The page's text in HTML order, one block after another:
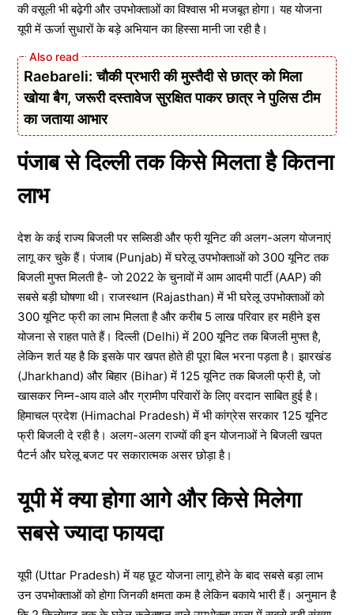
की वसूली भी बढ़ेगी और उपभोक्ताओं का विश्वास भी मजबूत होगा। यह योजना
यूपी में ऊर्जा सुधारों के बड़े अभियान का हिस्सा मानी जा रही है।
Raebareli: चौकी प्रभारी की मुस्तैदी से छात्र को मिला
खोया बैग, जरूरी दस्तावेज सुरक्षित पाकर छात्र ने पुलिस टीम
का जताया आभार
पंजाब से दिल्ली तक किसे मिलता है कितना
लाभ
देश के कई राज्य बिजली पर सब्सिडी और फ्री यूनिट की अलग-अलग योजनाएं
लागू कर चुके हैं। पंजाब (Punjab) में घरेलू उपभोक्ताओं को 300 यूनिट तक
बिजली मुफ्त मिलती है- जो 2022 के चुनावों में आम आदमी पार्टी (AAP) की
सबसे बड़ी घोषणा थी। राजस्थान (Rajasthan) में भी घरेलू उपभोक्ताओं को
300 यूनिट फ्री का लाभ मिलता है और करीब 5 लाख परिवार हर महीने इस
योजना से राहत पाते हैं। दिल्ली (Delhi) में 200 यूनिट तक बिजली मुफ्त है,
लेकिन शर्त यह है कि इसके पार खपत होते ही पूरा बिल भरना पड़ता है। झारखंड
(Jharkhand) और बिहार (Bihar) में 125 यूनिट तक बिजली फ्री है, जो
खासकर निम्न-आय वाले और ग्रामीण परिवारों के लिए वरदान साबित हुई है।
हिमाचल प्रदेश (Himachal Pradesh) में भी कांग्रेस सरकार 125 यूनिट
फ्री बिजली दे रही है। अलग-अलग राज्यों की इन योजनाओं ने बिजली खपत
पैटर्न और घरेलू बजट पर सकारात्मक असर छोड़ा है।
यूपी में क्या होगा आगे और किसे मिलेगा
सबसे ज्यादा फायदा
यूपी (Uttar Pradesh) में यह छूट योजना लागू होने के बाद सबसे बड़ा लाभ
उन उपभोक्ताओं को होगा जिनकी क्षमता कम है लेकिन बकाये भारी हैं। अनुमान है